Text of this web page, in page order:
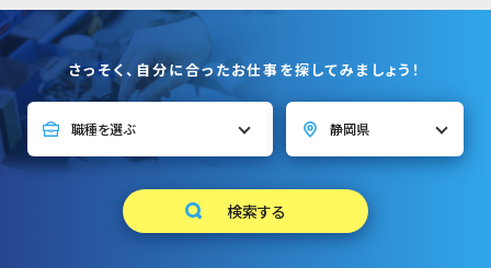
さっそく、自分に合ったお仕事を探してみましょう！